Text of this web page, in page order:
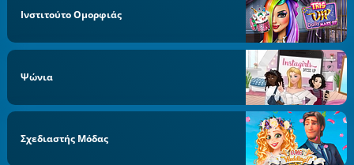
Ινστιτούτο Ομορφιάς
Ψώνια
Σχεδιαστής Μόδας